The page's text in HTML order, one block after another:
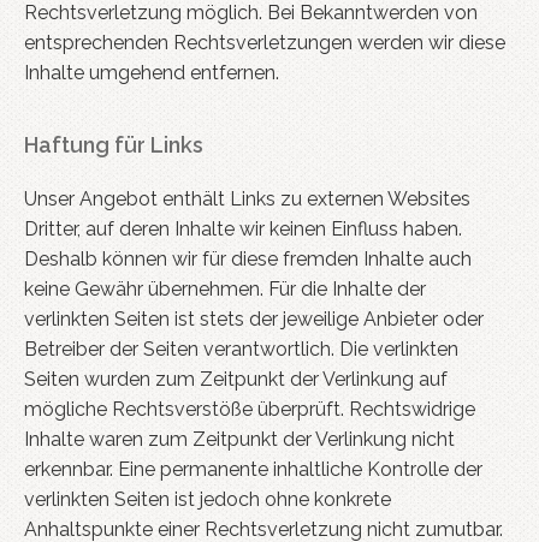
Rechtsverletzung möglich. Bei Bekanntwerden von
entsprechenden Rechtsverletzungen werden wir diese
Inhalte umgehend entfernen.
Haftung für Links
Unser Angebot enthält Links zu externen Websites
Dritter, auf deren Inhalte wir keinen Einfluss haben.
Deshalb können wir für diese fremden Inhalte auch
keine Gewähr übernehmen. Für die Inhalte der
verlinkten Seiten ist stets der jeweilige Anbieter oder
Betreiber der Seiten verantwortlich. Die verlinkten
Seiten wurden zum Zeitpunkt der Verlinkung auf
mögliche Rechtsverstöße überprüft. Rechtswidrige
Inhalte waren zum Zeitpunkt der Verlinkung nicht
erkennbar. Eine permanente inhaltliche Kontrolle der
verlinkten Seiten ist jedoch ohne konkrete
Anhaltspunkte einer Rechtsverletzung nicht zumutbar.